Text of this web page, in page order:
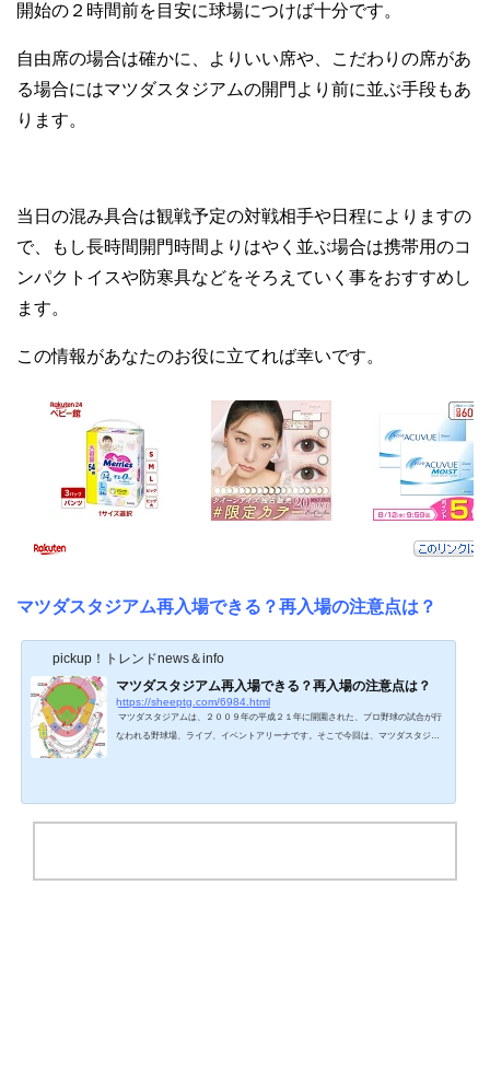
開始の２時間前を目安に球場につけば十分です。
自由席の場合は確かに、よりいい席や、こだわりの席があ
る場合にはマツダスタジアムの開門より前に並ぶ手段もあ
ります。
当日の混み具合は観戦予定の対戦相手や日程によりますの
で、もし長時間開門時間よりはやく並ぶ場合は携帯用のコ
ンパクトイスや防寒具などをそろえていく事をおすすめし
ます。
この情報があなたのお役に立てれば幸いです。
マツダスタジアム再入場できる？再入場の注意点は？
pickup！トレンドnews＆info
マツダスタジアム再入場できる？再入場の注意点は？
https://sheeptg.com/6984.html
マツダスタジアムは、２００９年の平成２１年に開園された、プロ野球の試合が行
なわれる野球場、ライブ、イベントアリーナです。そこで今回は、マツダスタジア